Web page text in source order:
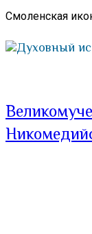
Смоленская
Духовный